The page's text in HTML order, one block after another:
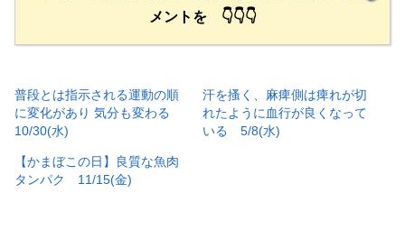
メントを 👇👇👇
普段とは指示される運動の順
に変化があり 気分も変わる
10/30(水)
汗を搔く、麻痺側は痺れが切
れたように血行が良くなって
いる 5/8(水)
【かまぼこの日】良質な魚肉
タンパク 11/15(金)